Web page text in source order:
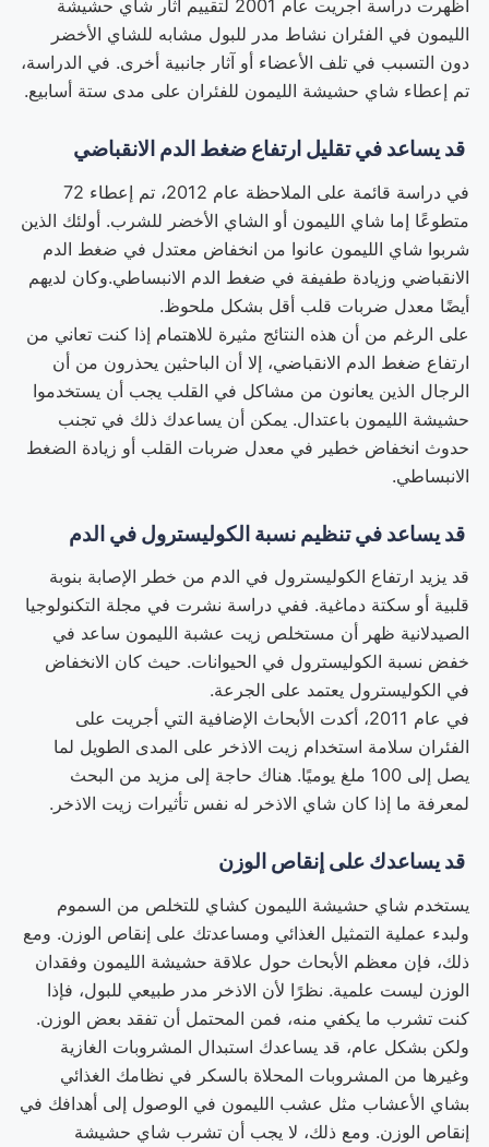
أظهرت دراسة أجريت عام 2001 لتقييم آثار شاي حشيشة
الليمون في الفئران نشاط مدر للبول مشابه للشاي الأخضر
دون التسبب في تلف الأعضاء أو آثار جانبية أخرى. في الدراسة،
تم إعطاء شاي حشيشة الليمون للفئران على مدى ستة أسابيع.
قد يساعد في تقليل ارتفاع ضغط الدم الانقباضي
في دراسة قائمة على الملاحظة عام 2012، تم إعطاء 72
متطوعًا إما شاي الليمون أو الشاي الأخضر للشرب. أولئك الذين
شربوا شاي الليمون عانوا من انخفاض معتدل في ضغط الدم
الانقباضي وزيادة طفيفة في ضغط الدم الانبساطي.وكان لديهم
أيضًا معدل ضربات قلب أقل بشكل ملحوظ.
على الرغم من أن هذه النتائج مثيرة للاهتمام إذا كنت تعاني من
ارتفاع ضغط الدم الانقباضي، إلا أن الباحثين يحذرون من أن
الرجال الذين يعانون من مشاكل في القلب يجب أن يستخدموا
حشيشة الليمون باعتدال. يمكن أن يساعدك ذلك في تجنب
حدوث انخفاض خطير في معدل ضربات القلب أو زيادة الضغط
الانبساطي.
قد يساعد في تنظيم نسبة الكوليسترول في الدم
قد يزيد ارتفاع الكوليسترول في الدم من خطر الإصابة بنوبة
قلبية أو سكتة دماغية. ففي دراسة نشرت في مجلة التكنولوجيا
الصيدلانية ظهر أن مستخلص زيت عشبة الليمون ساعد في
خفض نسبة الكوليسترول في الحيوانات. حيث كان الانخفاض
في الكوليسترول يعتمد على الجرعة.
في عام 2011، أكدت الأبحاث الإضافية التي أجريت على
الفئران سلامة استخدام زيت الاذخر على المدى الطويل لما
يصل إلى 100 ملغ يوميًا. هناك حاجة إلى مزيد من البحث
لمعرفة ما إذا كان شاي الاذخر له نفس تأثيرات زيت الاذخر.
قد يساعدك على إنقاص الوزن
يستخدم شاي حشيشة الليمون كشاي للتخلص من السموم
ولبدء عملية التمثيل الغذائي ومساعدتك على إنقاص الوزن. ومع
ذلك، فإن معظم الأبحاث حول علاقة حشيشة الليمون وفقدان
الوزن ليست علمية. نظرًا لأن الاذخر مدر طبيعي للبول، فإذا
كنت تشرب ما يكفي منه، فمن المحتمل أن تفقد بعض الوزن.
ولكن بشكل عام، قد يساعدك استبدال المشروبات الغازية
وغيرها من المشروبات المحلاة بالسكر في نظامك الغذائي
بشاي الأعشاب مثل عشب الليمون في الوصول إلى أهدافك في
إنقاص الوزن. ومع ذلك، لا يجب أن تشرب شاي حشيشة